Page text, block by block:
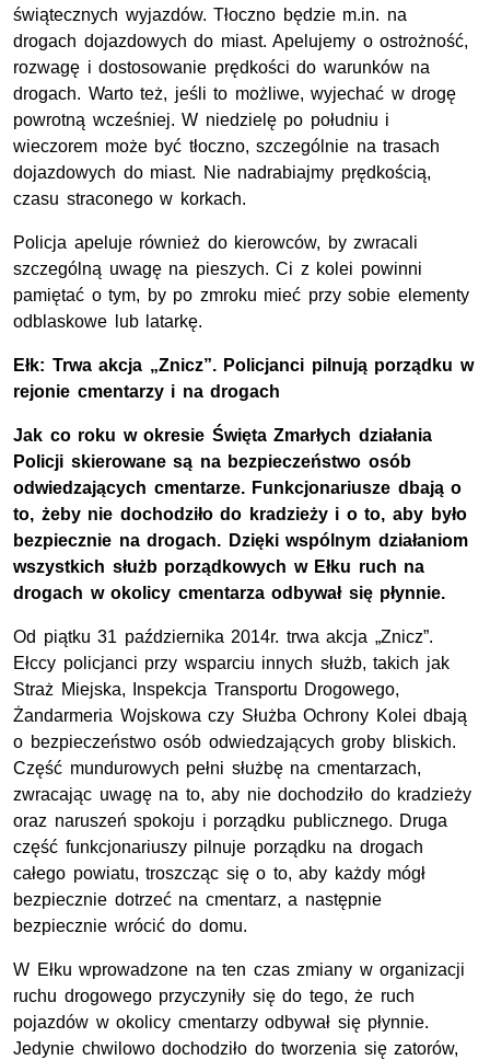
świątecznych wyjazdów. Tłoczno będzie m.in. na
drogach dojazdowych do miast. Apelujemy o ostrożność,
rozwagę i dostosowanie prędkości do warunków na
drogach. Warto też, jeśli to możliwe, wyjechać w drogę
powrotną wcześniej. W niedzielę po południu i
wieczorem może być tłoczno, szczególnie na trasach
dojazdowych do miast. Nie nadrabiajmy prędkością,
czasu straconego w korkach.
Policja apeluje również do kierowców, by zwracali
szczególną uwagę na pieszych. Ci z kolei powinni
pamiętać o tym, by po zmroku mieć przy sobie elementy
odblaskowe lub latarkę.
Ełk: Trwa akcja „Znicz”. Policjanci pilnują porządku w
rejonie cmentarzy i na drogach
Jak co roku w okresie Święta Zmarłych działania
Policji skierowane są na bezpieczeństwo osób
odwiedzających cmentarze. Funkcjonariusze dbają o
to, żeby nie dochodziło do kradzieży i o to, aby było
bezpiecznie na drogach. Dzięki wspólnym działaniom
wszystkich służb porządkowych w Ełku ruch na
drogach w okolicy cmentarza odbywał się płynnie.
Od piątku 31 października 2014r. trwa akcja „Znicz”.
Ełccy policjanci przy wsparciu innych służb, takich jak
Straż Miejska, Inspekcja Transportu Drogowego,
Żandarmeria Wojskowa czy Służba Ochrony Kolei dbają
o bezpieczeństwo osób odwiedzających groby bliskich.
Część mundurowych pełni służbę na cmentarzach,
zwracając uwagę na to, aby nie dochodziło do kradzieży
oraz naruszeń spokoju i porządku publicznego. Druga
część funkcjonariuszy pilnuje porządku na drogach
całego powiatu, troszcząc się o to, aby każdy mógł
bezpiecznie dotrzeć na cmentarz, a następnie
bezpiecznie wrócić do domu.
W Ełku wprowadzone na ten czas zmiany w organizacji
ruchu drogowego przyczyniły się do tego, że ruch
pojazdów w okolicy cmentarzy odbywał się płynnie.
Jedynie chwilowo dochodziło do tworzenia się zatorów,